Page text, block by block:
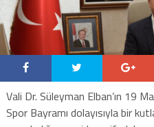
Vali Dr. Süleyman Elban’ın 19
Spor Bayramı dolayısıyla bir